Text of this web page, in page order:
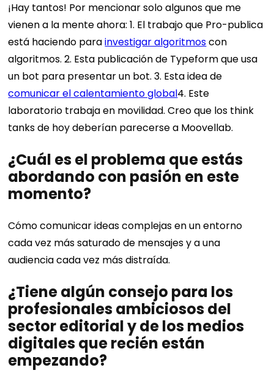
¡Hay tantos! Por mencionar solo algunos que me
vienen a la mente ahora: 1. El trabajo que Pro-publica
está haciendo parainvestigar algoritmoscon
algoritmos. 2. Esta publicación de Typeform que usa
un bot para presentar un bot. 3. Esta idea de
comunicar el calentamiento global4. Este
laboratorio trabaja en movilidad. Creo que los think
tanks de hoy deberían parecerse a Moovellab.
¿Cuál es el problema que estás
abordando con pasión en este
momento?
Cómo comunicar ideas complejas en un entorno
cada vez más saturado de mensajes y a una
audiencia cada vez más distraída.
¿Tiene algún consejo para los
profesionales ambiciosos del
sector editorial y de los medios
digitales que recién están
empezando?